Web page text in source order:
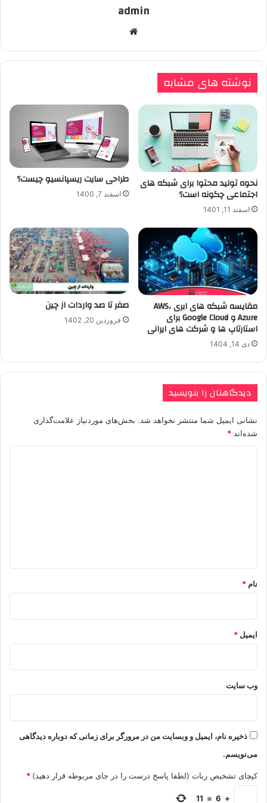
admin
نوشته های مشابه
نحوه تولید محتوا برای شبکه های
اجتماعی چگونه است؟
اسفند 11, 1401
طراحی سایت ریسپانسیو چیست؟
اسفند 7, 1400
مقایسه شبکه های ابری AWS،
Azure و Google Cloud برای
استارتاپ ها و شرکت های ایرانی
دی 14, 1404
صفر تا صد واردات از چین
فروردین 20, 1402
دیدگاهتان را بنویسید
نشانی ایمیل شما منتشر نخواهد شد. بخش‌های موردنیاز علامت‌گذاری
شده‌اند *
نام *
ایمیل *
وب‌ سایت
ذخیره نام، ایمیل و وبسایت من در مرورگر برای زمانی که دوباره دیدگاهی
می‌نویسم.
کپچای تشخیص ربات (لطفا پاسخ درست را در جای مربوطه قرار دهید) *
+
6
=
11